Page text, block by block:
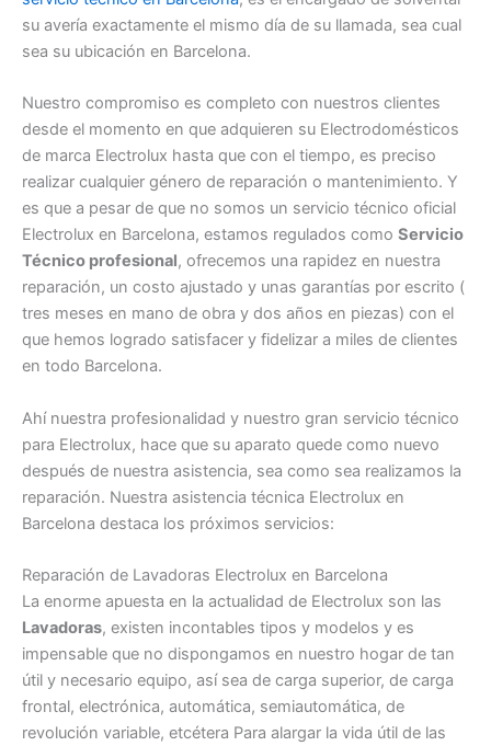
su avería exactamente el mismo día de su llamada, sea cual
sea su ubicación en Barcelona.
Nuestro compromiso es completo con nuestros clientes
desde el momento en que adquieren su Electrodomésticos
de marca Electrolux hasta que con el tiempo, es preciso
realizar cualquier género de reparación o mantenimiento. Y
es que a pesar de que no somos un servicio técnico oficial
Electrolux en Barcelona, estamos regulados como Servicio
Técnico profesional, ofrecemos una rapidez en nuestra
reparación, un costo ajustado y unas garantías por escrito (
tres meses en mano de obra y dos años en piezas) con el
que hemos logrado satisfacer y fidelizar a miles de clientes
en todo Barcelona.
Ahí nuestra profesionalidad y nuestro gran servicio técnico
para Electrolux, hace que su aparato quede como nuevo
después de nuestra asistencia, sea como sea realizamos la
reparación. Nuestra asistencia técnica Electrolux en
Barcelona destaca los próximos servicios:
Reparación de Lavadoras Electrolux en Barcelona
La enorme apuesta en la actualidad de Electrolux son las
Lavadoras, existen incontables tipos y modelos y es
impensable que no dispongamos en nuestro hogar de tan
útil y necesario equipo, así sea de carga superior, de carga
frontal, electrónica, automática, semiautomática, de
revolución variable, etcétera Para alargar la vida útil de las